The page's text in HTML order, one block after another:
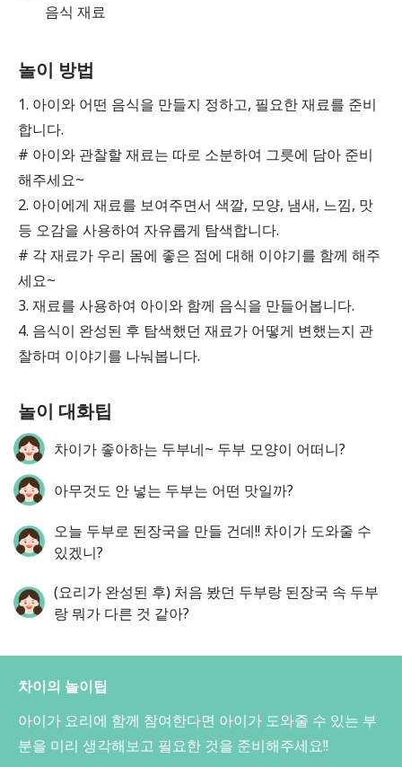
음식 재료
놀이 방법
1. 아이와 어떤 음식을 만들지 정하고, 필요한 재료를 준비
합니다.
# 아이와 관찰할 재료는 따로 소분하여 그릇에 담아 준비
해주세요~
2. 아이에게 재료를 보여주면서 색깔, 모양, 냄새, 느낌, 맛
등 오감을 사용하여 자유롭게 탐색합니다.
# 각 재료가 우리 몸에 좋은 점에 대해 이야기를 함께 해주
세요~
3. 재료를 사용하여 아이와 함께 음식을 만들어봅니다.
4. 음식이 완성된 후 탐색했던 재료가 어떻게 변했는지 관
찰하며 이야기를 나눠봅니다.
놀이 대화팁
차이가 좋아하는 두부네~ 두부 모양이 어떠니?
아무것도 안 넣는 두부는 어떤 맛일까?
오늘 두부로 된장국을 만들 건데!! 차이가 도와줄 수
있겠니?
(요리가 완성된 후) 처음 봤던 두부랑 된장국 속 두부
랑 뭐가 다른 것 같아?
차이의 놀이팁
아이가 요리에 함께 참여한다면 아이가 도와줄 수 있는 부
분을 미리 생각해보고 필요한 것을 준비해주세요!!